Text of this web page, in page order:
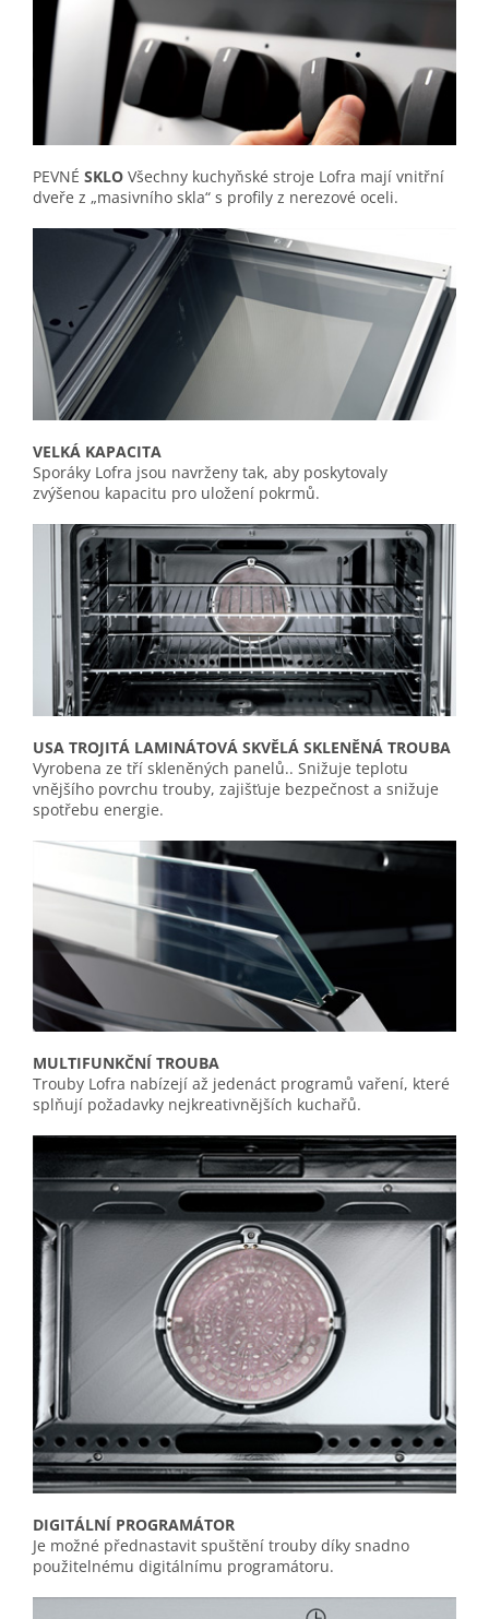
PEVNÉ SKLO Všechny kuchyňské stroje Lofra mají vnitřní
dveře z „masivního skla“ s profily z nerezové oceli.
VELKÁ KAPACITA
Sporáky Lofra jsou navrženy tak, aby poskytovaly
zvýšenou kapacitu pro uložení pokrmů.
USA TROJITÁ LAMINÁTOVÁ SKVĚLÁ SKLENĚNÁ TROUBA
Vyrobena ze tří skleněných panelů.. Snižuje teplotu
vnějšího povrchu trouby, zajišťuje bezpečnost a snižuje
spotřebu energie.
MULTIFUNKČNÍ TROUBA
Trouby Lofra nabízejí až jedenáct programů vaření, které
splňují požadavky nejkreativnějších kuchařů.
DIGITÁLNÍ PROGRAMÁTOR
Je možné přednastavit spuštění trouby díky snadno
použitelnému digitálnímu programátoru.